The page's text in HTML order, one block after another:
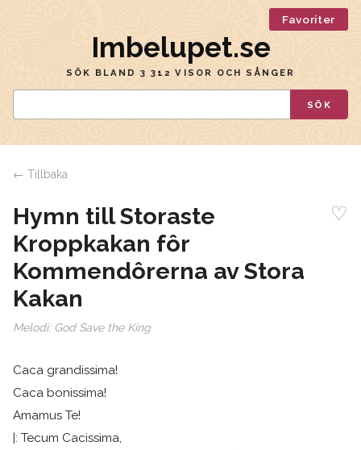
Favoriter
Imbelupet.se
SÖK BLAND 3 312 VISOR OCH SÅNGER
SÖK
← Tillbaka
Hymn till Storaste
Kroppkakan fôr
Kommendôrerna av Stora
Kakan
♡
Melodi: God Save the King
Caca grandissima!
Caca bonissima!
Amamus Te!
|: Tecum Cacissima,